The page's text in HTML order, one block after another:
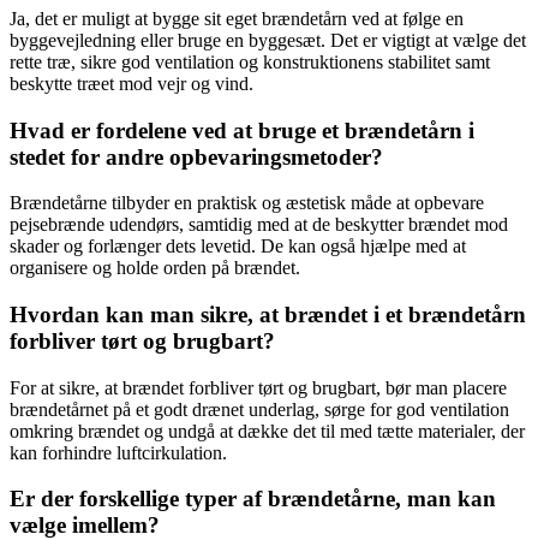
Ja, det er muligt at bygge sit eget brændetårn ved at følge en
byggevejledning eller bruge en byggesæt. Det er vigtigt at vælge det
rette træ, sikre god ventilation og konstruktionens stabilitet samt
beskytte træet mod vejr og vind.
Hvad er fordelene ved at bruge et brændetårn i
stedet for andre opbevaringsmetoder?
Brændetårne tilbyder en praktisk og æstetisk måde at opbevare
pejsebrænde udendørs, samtidig med at de beskytter brændet mod
skader og forlænger dets levetid. De kan også hjælpe med at
organisere og holde orden på brændet.
Hvordan kan man sikre, at brændet i et brændetårn
forbliver tørt og brugbart?
For at sikre, at brændet forbliver tørt og brugbart, bør man placere
brændetårnet på et godt drænet underlag, sørge for god ventilation
omkring brændet og undgå at dække det til med tætte materialer, der
kan forhindre luftcirkulation.
Er der forskellige typer af brændetårne, man kan
vælge imellem?